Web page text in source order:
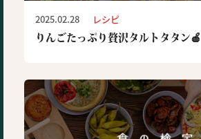
2025.02.28 レシピ
りんごたっぷり贅沢タルトタタン🍎